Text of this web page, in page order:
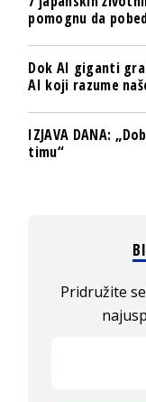
pomognu da
Dok AI giganti
AI koji razume
IZJAVA DANA:
timu“
Pridružite